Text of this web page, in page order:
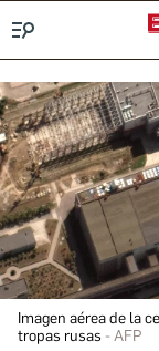
Imagen aérea de la
tropas rusas
AFP